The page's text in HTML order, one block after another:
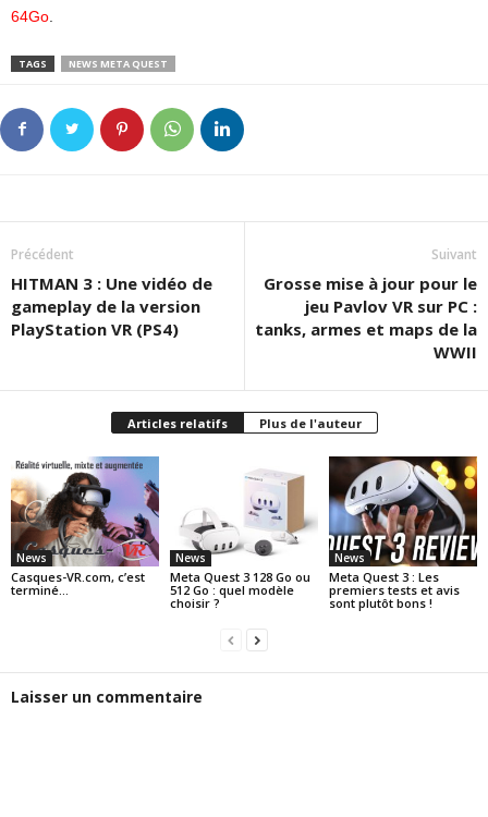
64Go
TAGS NEWS META QUEST
Précédent
HITMAN 3 : Une vidéo de
gameplay de la version
PlayStation VR (PS4)
Suivant
Grosse mise à jour pour le
jeu Pavlov VR sur PC :
tanks, armes et maps de la
WWII
Articles relatifs Plus de l'auteur
News
Casques-VR.com, c’est
terminé…
News
Meta Quest 3 128 Go ou
512 Go : quel modèle
choisir ?
News
Meta Quest 3 : Les
premiers tests et avis
sont plutôt bons !
Laisser un commentaire